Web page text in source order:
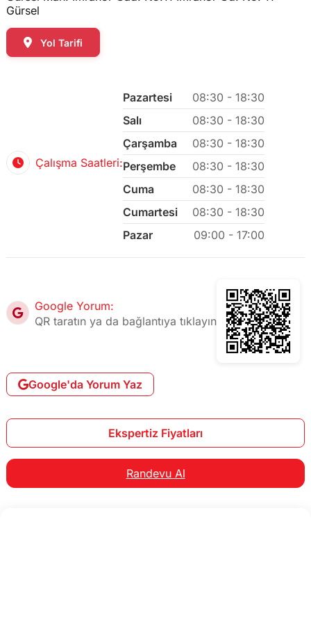
Gürsel
Yol Tarifi
Çalışma Saatleri:
Pazartesi
08:30 - 18:30
Salı
08:30 - 18:30
Çarşamba
08:30 - 18:30
Perşembe
08:30 - 18:30
Cuma
08:30 - 18:30
Cumartesi
08:30 - 18:30
Pazar
09:00 - 17:00
Google Yorum:
QR taratın ya da bağlantıya tıklayın
Google'da Yorum Yaz
Ekspertiz Fiyatları
Randevu Al